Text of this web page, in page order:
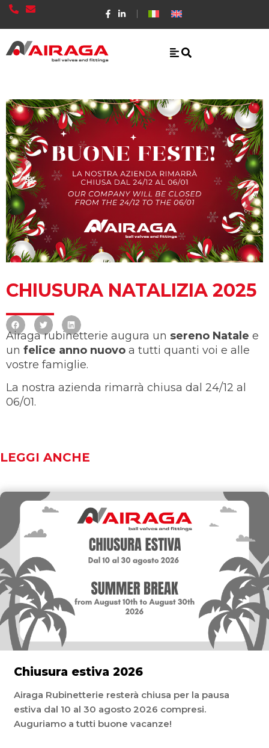
CHIUSURA NATALIZIA 2025
Airaga rubinetterie augura un sereno Natale e
un felice anno nuovo a tutti quanti voi e alle
vostre famiglie.
La nostra azienda rimarrà chiusa dal 24/12 al
06/01.
LEGGI ANCHE
Chiusura estiva 2026
Airaga Rubinetterie resterà chiusa per la pausa
estiva dal 10 al 30 agosto 2026 compresi.
Auguriamo a tutti buone vacanze!